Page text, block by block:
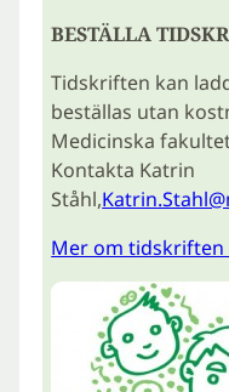
BESTÄLLA
Tidskriften kan
beställas utan
Medicinska
Kontakta Katrin
Ståhl,
Mer om